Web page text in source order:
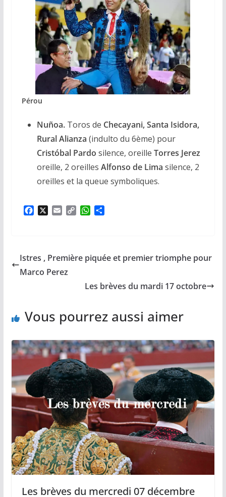
Pérou
Nuñoa.Toros de Checayani, Santa Isidora,
Rural Alianza (indulto du 6ème) pour
Cristóbal Pardo silence, oreille Torres Jerez
oreille, 2 oreilles Alfonso de Lima silence, 2
oreilles et la queue symboliques.
F
o
o
X
E
C
i
W
A
P
g
Istres , Première piquée et premier triomphe pour
Marco Perez
Les brèves du mardi 17 octobre
Vous pourrez aussi aimer
Les brèves du mercredi 07 décembre